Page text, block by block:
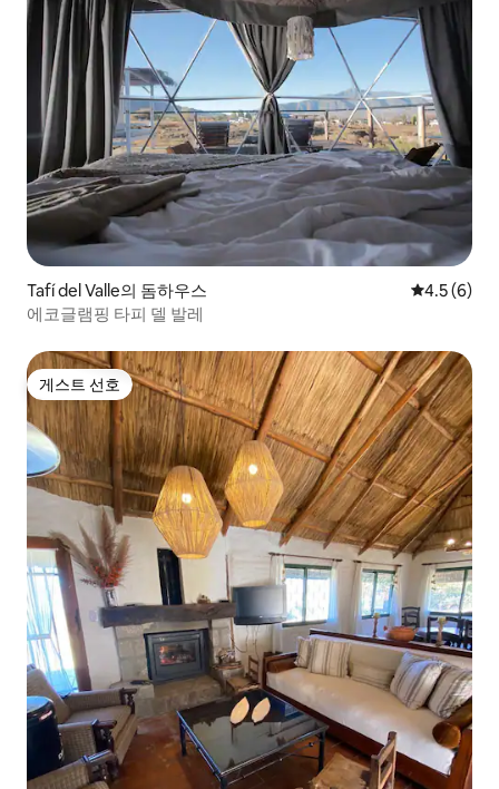
Tafí del Valle의 돔하우스 평점 4.5점
4.5 (6)
에코글램핑 타피 델 발레
게스트 선호
게스트 선호